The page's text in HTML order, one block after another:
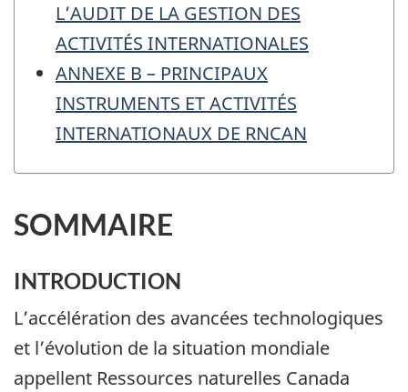
L’AUDIT DE LA GESTION DES
ACTIVITÉS INTERNATIONALES
ANNEXE B – PRINCIPAUX
INSTRUMENTS ET ACTIVITÉS
INTERNATIONAUX DE RNCAN
SOMMAIRE
INTRODUCTION
L’accélération des avancées technologiques
et l’évolution de la situation mondiale
appellent Ressources naturelles Canada